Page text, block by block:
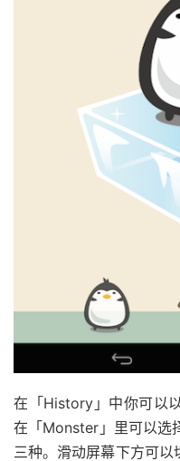
在「History」中你可以
在「Monster」里可以选
三种。滑动屏幕下方可